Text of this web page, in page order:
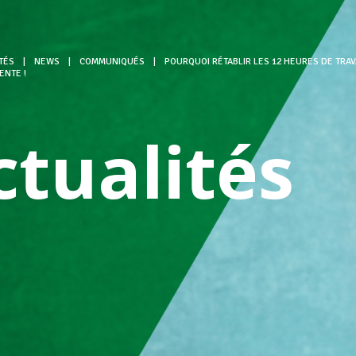
NEWS COMMUNIQUÉS
POURQUOI RÉTABLIR LES 12 HEURES DE
!